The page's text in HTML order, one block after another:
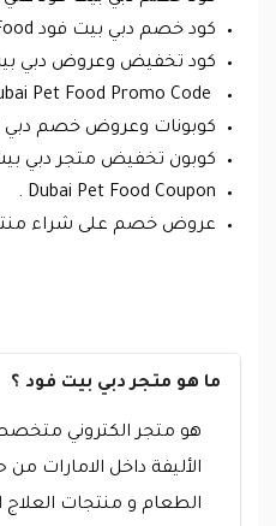
كود خصم دبي بيت فود Dubai Pet Food علي كل الموقع .
كود تخفيض وعروض دبي
كوبونات وعروض خصم دبي بيت
كوبون تخفيض متجر دبي
Dubai Pet Food Coupon .
عروض خصم على شراء
ما هو متجر دبي بيت فود ؟
هو متجر الكتروني
الأليفة داخل الامارات من
الطعام و منتجات